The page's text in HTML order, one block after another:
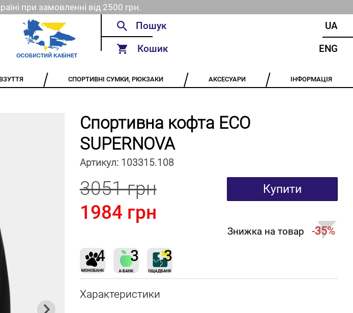
при замовленні від 2500 грн.
Кошик
UA
ENG
ВЗУТТЯ СПОРТИВНІ СУМКИ, РЮКЗАКИ АКСЕСУАРИ ІНФОРМАЦІЯ
Спортивна кофта ECO
SUPERNOVA
Артикул: 103315.108
3051 грн
1984 грн
Купити
Знижка на товар -35%
Характеристики